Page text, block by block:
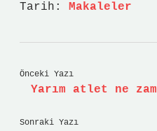
Tarih: Makaleler
Önceki Yazı
Yarım atlet ne
Sonraki Yazı